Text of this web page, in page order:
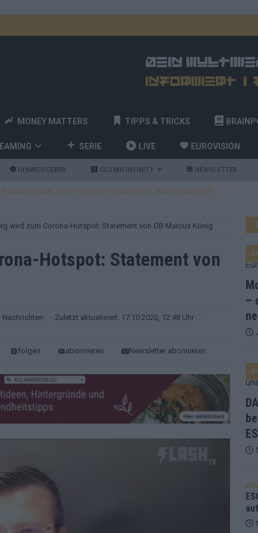
MONEY MATTERS TIPPS & TRICKS
SERIE LIVE EUROVISION
HINWEISGEBER COZMO INFINITY NEWSLETTER
Bulgarien jubelt, Israel sorgt für Diskussionen, Deutschland geht
und Billy Joel – das ESC-Finale wird eine Party EUROVISION
Startreihenfolge steht, Deutschland singt als Zweites!
Favorit, Australien aufgestiegen – alle 25 Acts im Kurzcheck
– 26 Länder wollen den Sieg in Wien EUROVISION
– der Rest des ESC-Halbfinales war solide, aber kein Feuerwerk
– der Europa-Park 2026 macht vieles neu
beunruhigend – unser Kommentar zum ESC 2026
wird zum Corona-Hotspot: Statement von OB Marcus König
Hotspot: Statement von
Nachrichten · Zuletzt aktualisiert: 17.10.2020, 12:48 Uhr
·
folgen abonnieren Newsletter abonnieren
–